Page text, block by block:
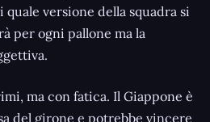
quale versione della squadra si
per ogni pallone ma la
ma con fatica. Il Giappone è
del girone e potrebbe vincere